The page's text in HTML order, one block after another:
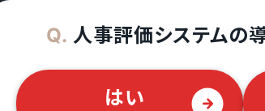
Q. 人事評価システムの
はい